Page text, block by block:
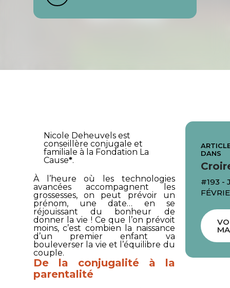
Nicole Deheuvels est
conseillère conjugale et
familiale à la Fondation La
Cause*.
À l’heure où les technologies
avancées accompagnent les
grossesses, on peut prévoir un
prénom, une date… en se
réjouissant du bonheur de
donner la vie ! Ce que l’on prévoit
moins, c’est combien la naissance
d’un premier enfant va
bouleverser la vie et l’équilibre du
couple.
De la conjugalité à la
parentalité
DANS
#193 -